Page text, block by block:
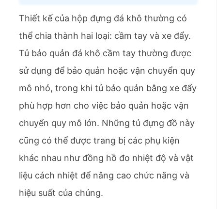
Thiết kế của hộp đựng đá khô thường có
thể chia thành hai loại: cầm tay và xe đẩy.
Tủ bảo quản đá khô cầm tay thường được
sử dụng để bảo quản hoặc vận chuyển quy
mô nhỏ, trong khi tủ bảo quản bằng xe đẩy
phù hợp hơn cho việc bảo quản hoặc vận
chuyển quy mô lớn. Những tủ đựng đồ này
cũng có thể được trang bị các phụ kiện
khác nhau như đồng hồ đo nhiệt độ và vật
liệu cách nhiệt để nâng cao chức năng và
hiệu suất của chúng.